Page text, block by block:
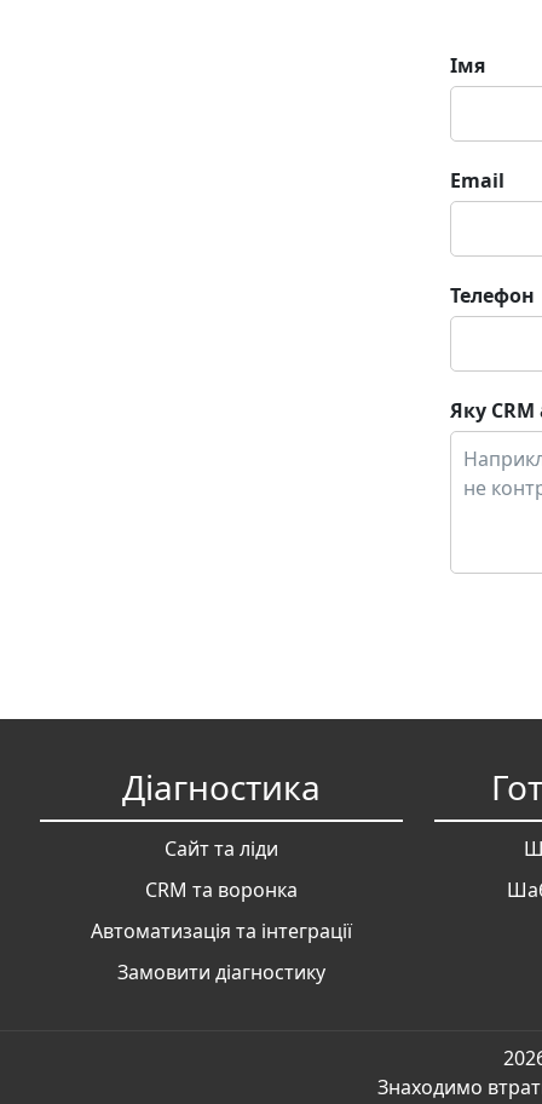
Імя
Email
Телефон
Яку
Діагностика
Сайт та ліди
CRM та воронка
Автоматизація та інтеграції
Замовити діагностику
Знаходимо